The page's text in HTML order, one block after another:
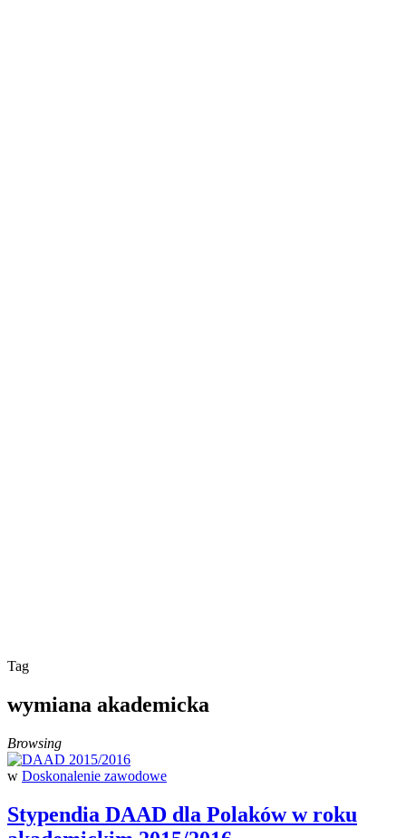
Tag
wymiana akademicka
Browsing
w Doskonalenie zawodowe
Stypendia DAAD dla Polaków w roku